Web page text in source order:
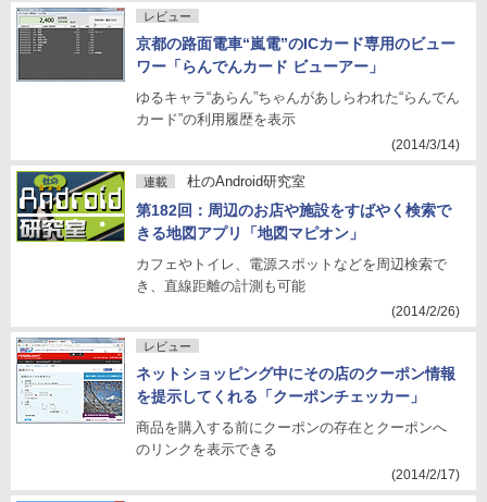
レビュー
京都の路面電車“嵐電”のICカード専用のビュー
ワー「らんでんカード ビューアー」
ゆるキャラ“あらん”ちゃんがあしらわれた“らんでん
カード”の利用履歴を表示
(2014/3/14)
連載 杜のAndroid研究室
第182回：周辺のお店や施設をすばやく検索で
きる地図アプリ「地図マピオン」
カフェやトイレ、電源スポットなどを周辺検索で
き、直線距離の計測も可能
(2014/2/26)
レビュー
ネットショッピング中にその店のクーポン情報
を提示してくれる「クーポンチェッカー」
商品を購入する前にクーポンの存在とクーポンへ
のリンクを表示できる
(2014/2/17)